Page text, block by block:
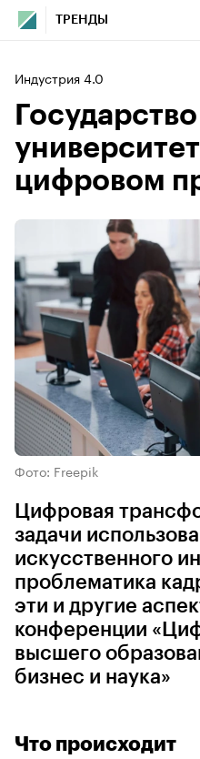
ТРЕНДЫ
Индустрия 4.0
цифровом
Фото: Freepik
Цифровая
задачи
искусственного
проблематика
эти и другие
конференции
высшего
бизнес и наука»
Что происходит